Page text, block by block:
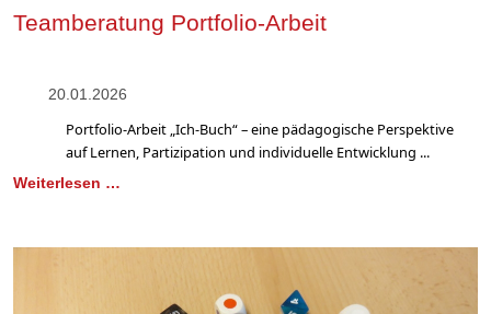
Teamberatung Portfolio-Arbeit
20.01.2026
Portfolio-Arbeit „Ich-Buch“ – eine pädagogische Perspektive
auf Lernen, Partizipation und individuelle Entwicklung ...
Weiterlesen …